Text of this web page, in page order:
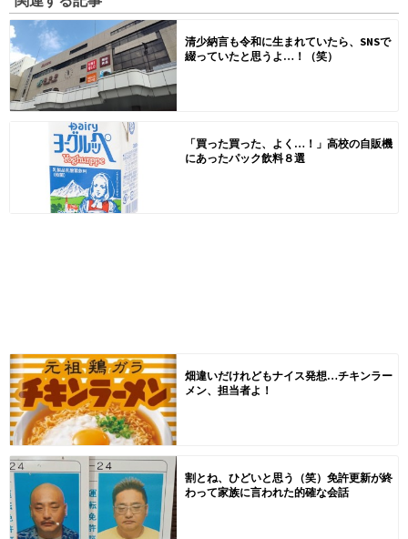
清少納言も令和に生まれていたら、SNSで
綴っていたと思うよ…！（笑）
「買った買った、よく…！」高校の自販機
にあったパック飲料８選
畑違いだけれどもナイス発想…チキンラー
メン、担当者よ！
割とね、ひどいと思う（笑）免許更新が終
わって家族に言われた的確な会話